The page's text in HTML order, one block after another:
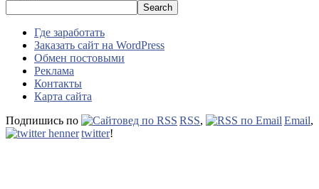
Где заработать
Заказать сайт на WordPress
Обмен постовыми
Реклама
Контакты
Карта сайта
Подпишись по
RSS, Email,
twitter!